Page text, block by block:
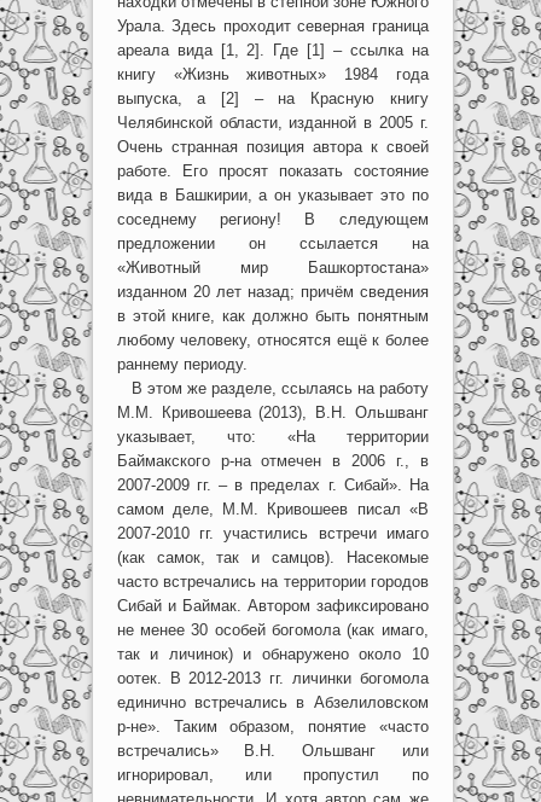
Урала. Здесь проходит северная граница
ареала вида [1, 2]. Где [1] – ссылка на
книгу «Жизнь животных» 1984 года
выпуска, а [2] – на Красную книгу
Челябинской области, изданной в 2005 г.
Очень странная позиция автора к своей
работе. Его просят показать состояние
вида в Башкирии, а он указывает это по
соседнему региону! В следующем
предложении он ссылается на
«Животный мир Башкортостана»
изданном 20 лет назад; причём сведения
в этой книге, как должно быть понятным
любому человеку, относятся ещё к более
раннему периоду.
В этом же разделе, ссылаясь на работу
М.М. Кривошеева (2013), В.Н. Ольшванг
указывает, что: «На территории
Баймакского р-на отмечен в 2006 г., в
2007-2009 гг. – в пределах г. Сибай». На
самом деле, М.М. Кривошеев писал «В
2007-2010 гг. участились встречи имаго
(как самок, так и самцов). Насекомые
часто встречались на территории городов
Сибай и Баймак. Автором зафиксировано
не менее 30 особей богомола (как имаго,
так и личинок) и обнаружено около 10
оотек. В 2012-2013 гг. личинки богомола
единично встречались в Абзелиловском
р-не». Таким образом, понятие «часто
встречались» В.Н. Ольшванг или
игнорировал, или пропустил по